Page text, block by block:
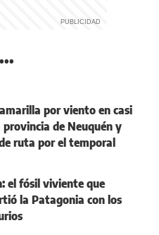
por viento en casi
de Neuquén y
ruta por el temporal
el fósil viviente que
la Patagonia con los